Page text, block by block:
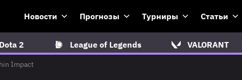
Новости Прогнозы Турниры Статьи
Dota 2 League of Legends VALORANT
Impact